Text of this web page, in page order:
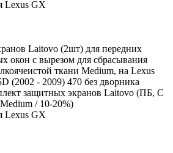
Laitovo (2шт) для передних
окон c вырезом для сбрасывания
ткани Medium, на Lexus
(2002 - 2009) 470 без дворника
защитных экранов Laitovo (ПБ, С
/ 10-20%)